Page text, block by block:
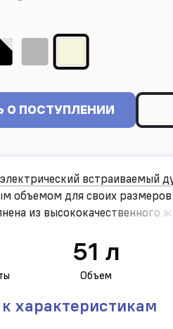
О ПОСТУПЛЕНИИ
электрический встраиваемый
объемом для своих
из высококачественного
51 л
Объем
характеристикам